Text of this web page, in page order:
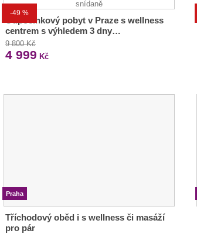
-49 %
Odpočinkový pobyt v Praze s wellness
centrem s výhledem 3 dny…
9 800 Kč
4 999 Kč
Praha
Tříchodový oběd i s wellness či masáží
pro pár